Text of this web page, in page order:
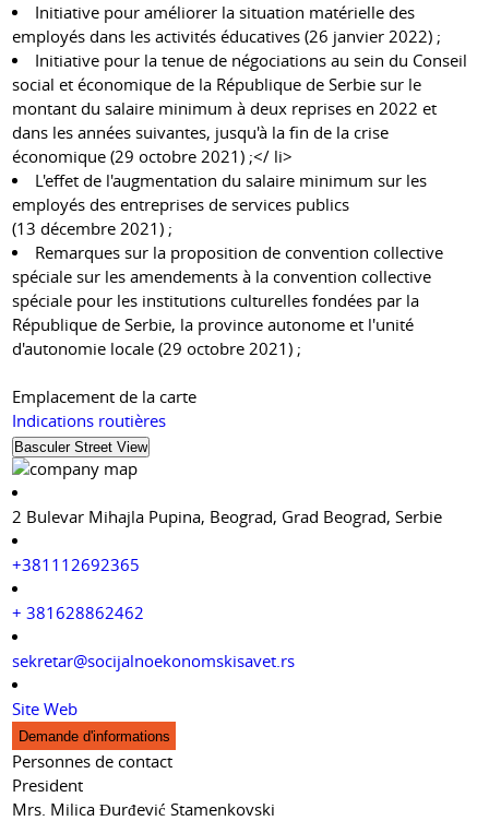
Initiative pour améliorer la situation matérielle des
employés dans les activités éducatives (26 janvier 2022) ;
Initiative pour la tenue de négociations au sein du Conseil
social et économique de la République de Serbie sur le
montant du salaire minimum à deux reprises en 2022 et
dans les années suivantes, jusqu'à la fin de la crise
économique (29 octobre 2021) ;</ li>
L'effet de l'augmentation du salaire minimum sur les
employés des entreprises de services publics
(13 décembre 2021) ;
Remarques sur la proposition de convention collective
spéciale sur les amendements à la convention collective
spéciale pour les institutions culturelles fondées par la
République de Serbie, la province autonome et l'unité
d'autonomie locale (29 octobre 2021) ;
Emplacement de la carte
Indications routières
2 Bulevar Mihajla Pupina, Beograd, Grad Beograd, Serbie
+381112692365
+ 381628862462
sekretar@socijalnoekonomskisavet.rs
Site Web
Demande d'informations
Personnes de contact
President
Mrs. Milica Đurđević Stamenkovski